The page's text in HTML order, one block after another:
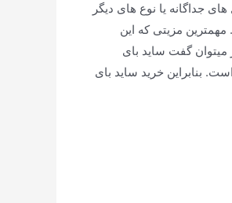
جداگانه یا نوع های دیگر
مهمترین مزیتی که این
میتوان گفت ساید بای
بنابراین خرید ساید بای